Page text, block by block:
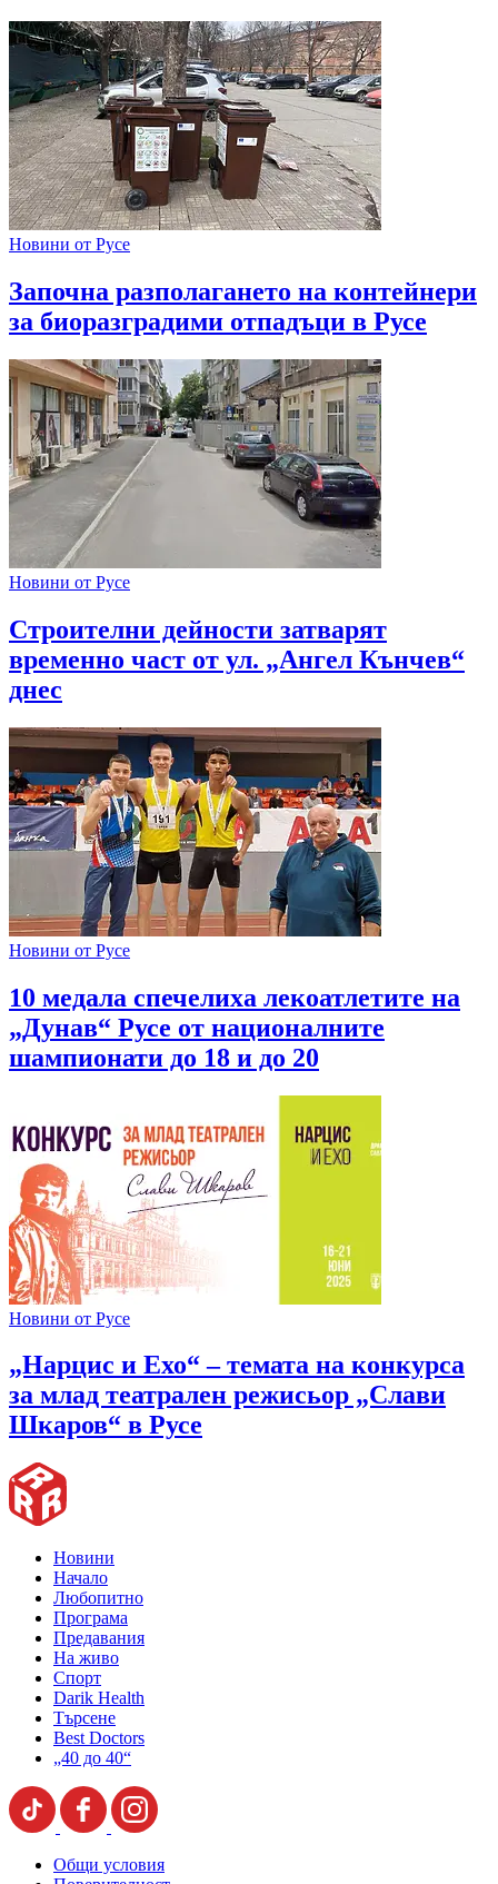
Новини от Русе
Започна разполагането на контейнери
за биоразградими отпадъци в Русе
Новини от Русе
Строителни дейности затварят
временно част от ул. „Ангел Кънчев“
днес
Новини от Русе
10 медала спечелиха лекоатлетите на
„Дунав“ Русе от националните
шампионати до 18 и до 20
Новини от Русе
„Нарцис и Ехо“ – темата на конкурса
за млад театрален режисьор „Слави
Шкаров“ в Русе
Новини
Начало
Любопитно
Програма
Предавания
На живо
Спорт
Darik Health
Търсене
Best Doctors
„40 до 40“
Общи условия